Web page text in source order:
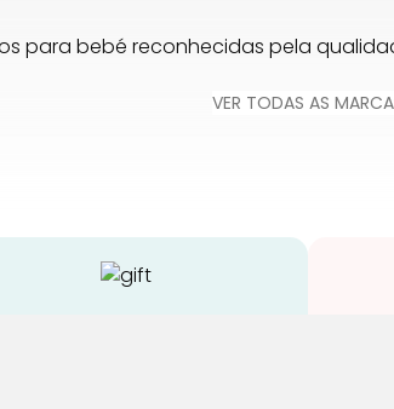
para bebé reconhecidas pela
VER TODAS AS